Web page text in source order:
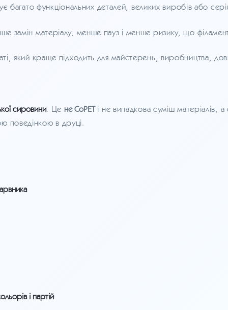
багато функціональних деталей, великих виробів або
замін матеріалу, менше пауз і менше ризику, що
який краще підходить для майстерень, виробництва,
сировини. Це не CoPETі не випадкова суміш матеріалів,
поведінкою в друці.
і партій